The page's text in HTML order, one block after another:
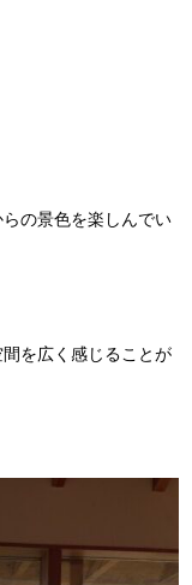
の景色を楽しんでい
を広く感じることが